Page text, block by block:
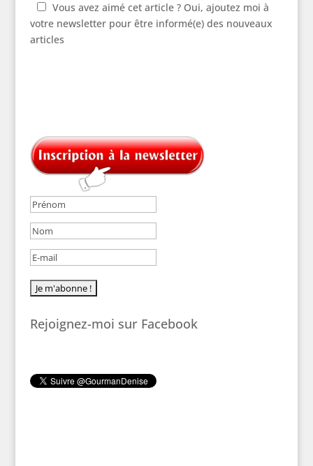
Vous avez aimé cet article ? Oui, ajoutez moi à
votre newsletter pour être informé(e) des nouveaux
articles
Rejoignez-moi sur Facebook